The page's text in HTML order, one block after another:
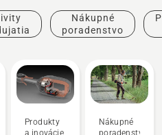
Nákupné
poradenstvo
Produkty
Nákupné